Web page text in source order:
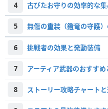
4 古びたお守りの効率的な
5 無傷の重装（鎧竜の守護
6 挑戦者の効果と発動装備
7 アーティア武器のおすす
8 ストーリー攻略チャート